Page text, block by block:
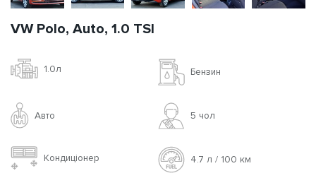
VW Polo, Auto, 1.0 TSI
1.0л Бензин
Авто 5 чoл
Кондиціонер 4.7 л / 100 км